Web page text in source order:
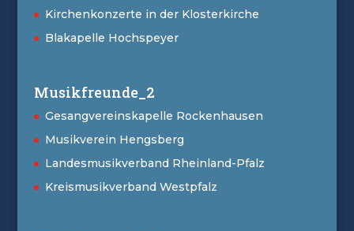
Kirchenkonzerte in der Klosterkirche
Blakapelle Hochspeyer
Musikfreunde_2
Gesangvereinskapelle Rockenhausen
Musikverein Hengsberg
Landesmusikverband Rheinland-Pfalz
Kreismusikverband Westpfalz